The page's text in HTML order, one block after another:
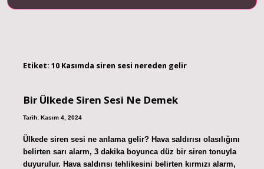
Etiket: 10 Kasımda siren sesi nereden gelir
Bir Ülkede Siren Sesi Ne Demek
Tarih: Kasım 4, 2024
Ülkede siren sesi ne anlama gelir? Hava saldırısı olasılığını
belirten sarı alarm, 3 dakika boyunca düz bir siren tonuyla
duyurulur. Hava saldırısı tehlikesini belirten kırmızı alarm,